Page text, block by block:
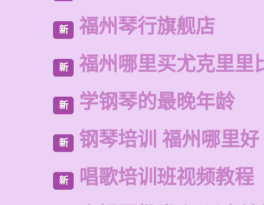
新 福州琴行旗舰店
新 福州哪里买尤克里里
新 学钢琴的最晚年龄
新 钢琴培训 福州哪里好
新 唱歌培训班视频教程